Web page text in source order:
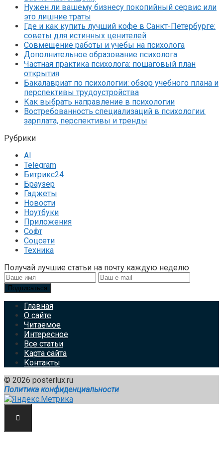
Нужен ли вашему бизнесу покопийный сервис или
это лишние траты
Где и как купить лучший кофе в Санкт-Петербурге:
советы для истинных ценителей
Совмещение работы и учебы на психолога
Дополнительное образование психолога
Частная практика психолога: пошаговый план
открытия
Бакалавриат по психологии: обзор учебного плана и
перспективы трудоустройства
Как выбрать направление в психологии
Востребованность специализаций в психологии:
зарплата, перспективы и тренды
Рубрики
AI
Telegram
Битрикс24
Браузер
Гаджеты
Новости
Ноутбуки
Приложения
Софт
Соцсети
Техника
Получай лучшие статьи на почту каждую неделю
Подписаться
Главная
О сайте
Читаемое
Интересное
Все статьи
Карта сайта
Контакты
© 2026 posterlux.ru
Политика конфиденциальности